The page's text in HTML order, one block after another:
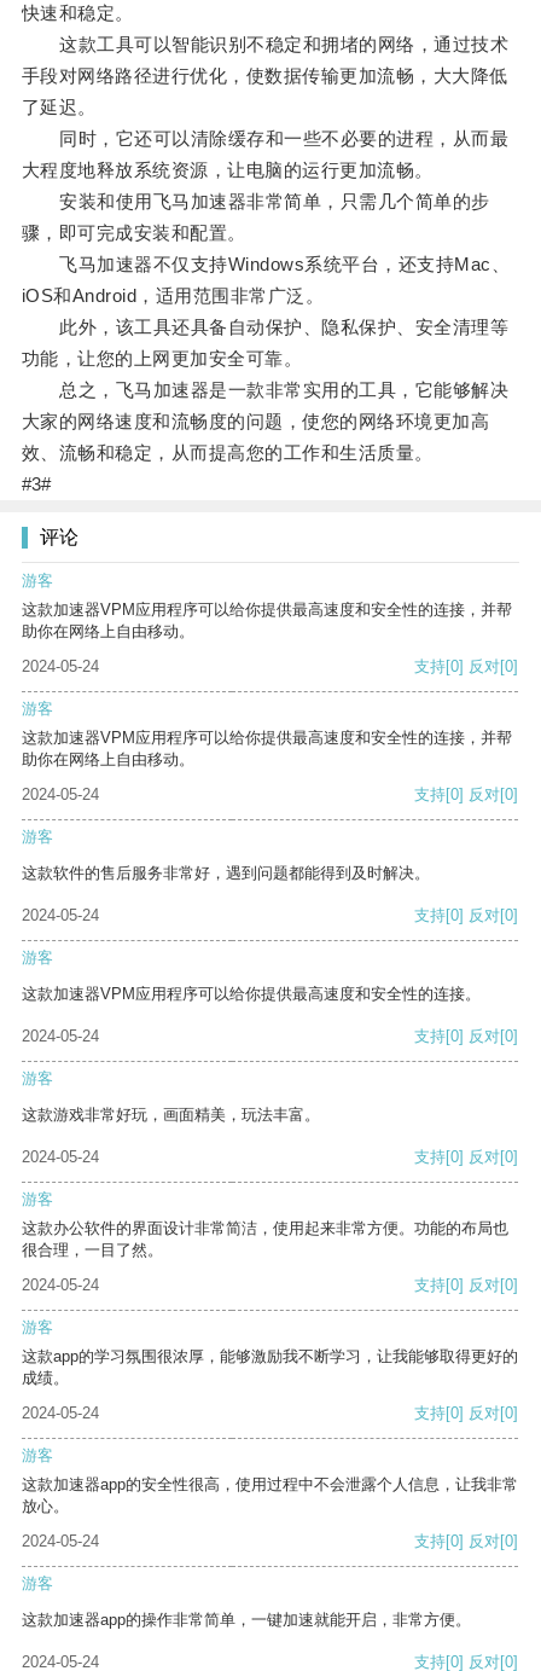
快速和稳定。
这款工具可以智能识别不稳定和拥堵的网络，通过技术
手段对网络路径进行优化，使数据传输更加流畅，大大降低
了延迟。
同时，它还可以清除缓存和一些不必要的进程，从而最
大程度地释放系统资源，让电脑的运行更加流畅。
安装和使用飞马加速器非常简单，只需几个简单的步
骤，即可完成安装和配置。
飞马加速器不仅支持Windows系统平台，还支持Mac、
iOS和Android，适用范围非常广泛。
此外，该工具还具备自动保护、隐私保护、安全清理等
功能，让您的上网更加安全可靠。
总之，飞马加速器是一款非常实用的工具，它能够解决
大家的网络速度和流畅度的问题，使您的网络环境更加高
效、流畅和稳定，从而提高您的工作和生活质量。
#3#
评论
游客
这款加速器VPM应用程序可以给你提供最高速度和安全性的连接，并帮
助你在网络上自由移动。
2024-05-24
支持[0] 反对[0]
游客
这款加速器VPM应用程序可以给你提供最高速度和安全性的连接，并帮
助你在网络上自由移动。
2024-05-24
支持[0] 反对[0]
游客
这款软件的售后服务非常好，遇到问题都能得到及时解决。
2024-05-24 支持[0] 反对[0]
游客
这款加速器VPM应用程序可以给你提供最高速度和安全性的连接。
2024-05-24 支持[0] 反对[0]
游客
这款游戏非常好玩，画面精美，玩法丰富。
2024-05-24 支持[0] 反对[0]
游客
这款办公软件的界面设计非常简洁，使用起来非常方便。功能的布局也
很合理，一目了然。
2024-05-24
支持[0] 反对[0]
游客
这款app的学习氛围很浓厚，能够激励我不断学习，让我能够取得更好的
成绩。
2024-05-24
支持[0] 反对[0]
游客
这款加速器app的安全性很高，使用过程中不会泄露个人信息，让我非常
放心。
2024-05-24
支持[0] 反对[0]
游客
这款加速器app的操作非常简单，一键加速就能开启，非常方便。
2024-05-24 支持[0] 反对[0]